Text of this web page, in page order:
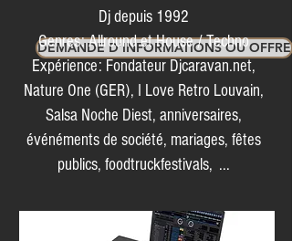
DEMANDE D'INFORMATIONS OU OFFRE
Dj depuis 1992
Genres: Allround et House / Techno
Expérience: Fondateur Djcaravan.net,
Nature One (GER), I Love Retro Louvain,
Salsa Noche Diest, anniversaires,
événéments de société, mariages, fêtes
publics, foodtruckfestivals, ...